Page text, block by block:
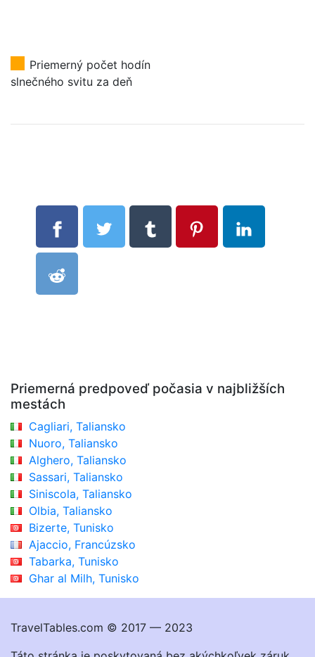
Priemerný počet hodín
slnečného svitu za deň
Priemerná predpoveď počasia v najbližších
mestách
Cagliari, Taliansko
Nuoro, Taliansko
Alghero, Taliansko
Sassari, Taliansko
Siniscola, Taliansko
Olbia, Taliansko
Bizerte, Tunisko
Ajaccio, Francúzsko
Tabarka, Tunisko
Ghar al Milh, Tunisko
TravelTables.com © 2017 — 2023